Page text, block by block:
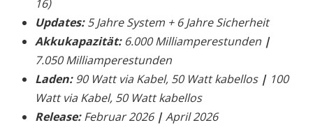
16)
Updates:5 Jahre System + 6 Jahre Sicherheit
Akkukapazität:6.000 Milliamperestunden |
7.050 Milliamperestunden
Laden:90 Watt via Kabel, 50 Watt kabellos | 100
Watt via Kabel, 50 Watt kabellos
Release:Februar 2026 |April 2026